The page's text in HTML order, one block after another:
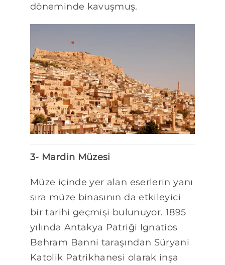
döneminde kavuşmuş.
3- Mardin Müzesi
Müze içinde yer alan eserlerin yanı
sıra müze binasının da etkileyici
bir tarihi geçmişi bulunuyor. 1895
yılında Antakya Patriği Ignatios
Behram Banni taraşından Süryani
Katolik Patrikhanesi olarak inşa